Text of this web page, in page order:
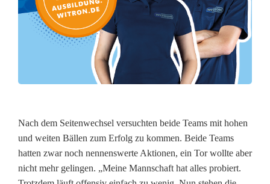
Nach dem Seitenwechsel versuchten beide Teams mit hohen
und weiten Bällen zum Erfolg zu kommen. Beide Teams
hatten zwar noch nennenswerte Aktionen, ein Tor wollte aber
nicht mehr gelingen. „Meine Mannschaft hat alles probiert.